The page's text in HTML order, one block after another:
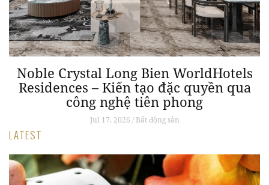
Noble Crystal Long Bien WorldHotels
Residences – Kiến tạo đặc quyền qua
công nghệ tiên phong
Jul 17, 2026 / Bất động sản
LATEST